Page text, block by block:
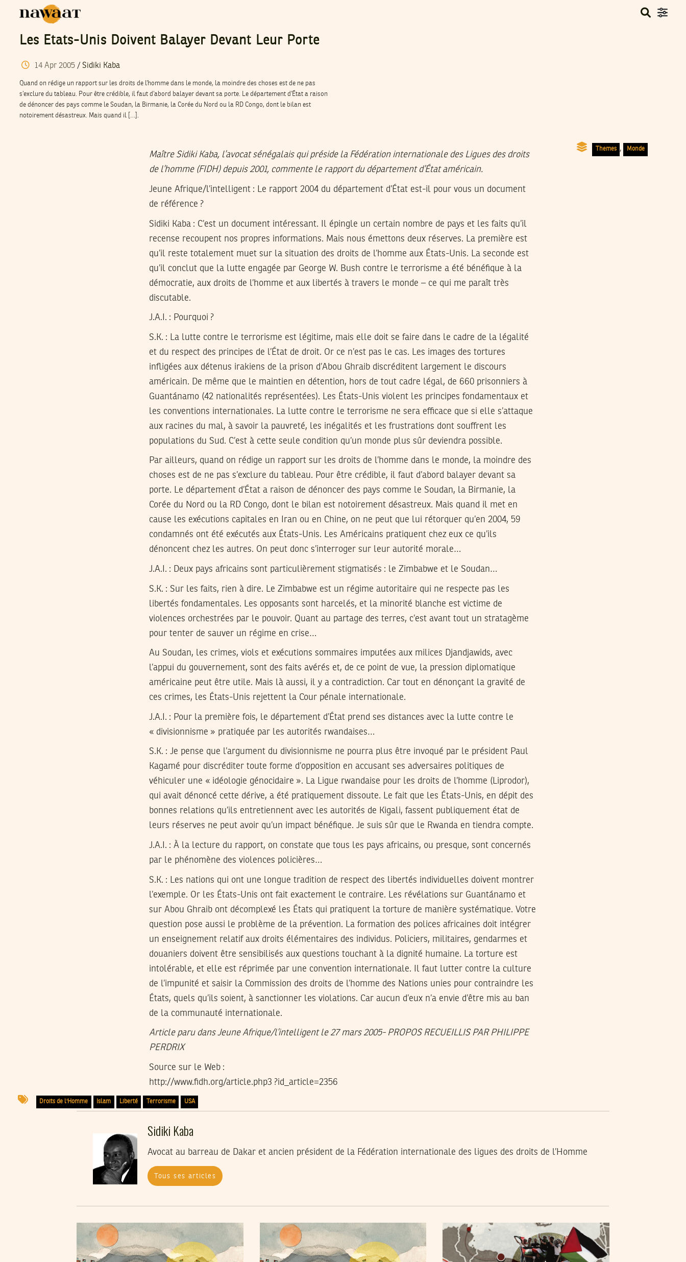
Les Etats-Unis Doivent Balayer Devant Leur Porte
14 Apr 2005/ Sidiki Kaba
Quand on rédige un rapport sur les droits de l’homme dans le monde, la moindre des choses est de ne pas
s’exclure du tableau. Pour être crédible, il faut d’abord balayer devant sa porte. Le département d’État a raison
de dénoncer des pays comme le Soudan, la Birmanie, la Corée du Nord ou la RD Congo, dont le bilan est
notoirement désastreux. Mais quand il […].
Themes , Monde
Maître Sidiki Kaba, l’avocat sénégalais qui préside la Fédération internationale des Ligues des droits
de l’homme (FIDH) depuis 2001, commente le rapport du département d’État américain.
Jeune Afrique/l’intelligent : Le rapport 2004 du département d’État est-il pour vous un document
de référence ?
Sidiki Kaba : C’est un document intéressant. Il épingle un certain nombre de pays et les faits qu’il
recense recoupent nos propres informations. Mais nous émettons deux réserves. La première est
qu’il reste totalement muet sur la situation des droits de l’homme aux États-Unis. La seconde est
qu’il conclut que la lutte engagée par George W. Bush contre le terrorisme a été bénéfique à la
démocratie, aux droits de l’homme et aux libertés à travers le monde – ce qui me paraît très
discutable.
J.A.I. : Pourquoi ?
S.K. : La lutte contre le terrorisme est légitime, mais elle doit se faire dans le cadre de la légalité
et du respect des principes de l’État de droit. Or ce n’est pas le cas. Les images des tortures
infligées aux détenus irakiens de la prison d’Abou Ghraib discréditent largement le discours
américain. De même que le maintien en détention, hors de tout cadre légal, de 660 prisonniers à
Guantánamo (42 nationalités représentées). Les États-Unis violent les principes fondamentaux et
les conventions internationales. La lutte contre le terrorisme ne sera efficace que si elle s’attaque
aux racines du mal, à savoir la pauvreté, les inégalités et les frustrations dont souffrent les
populations du Sud. C’est à cette seule condition qu’un monde plus sûr deviendra possible.
Par ailleurs, quand on rédige un rapport sur les droits de l’homme dans le monde, la moindre des
choses est de ne pas s’exclure du tableau. Pour être crédible, il faut d’abord balayer devant sa
porte. Le département d’État a raison de dénoncer des pays comme le Soudan, la Birmanie, la
Corée du Nord ou la RD Congo, dont le bilan est notoirement désastreux. Mais quand il met en
cause les exécutions capitales en Iran ou en Chine, on ne peut que lui rétorquer qu’en 2004, 59
condamnés ont été exécutés aux États-Unis. Les Américains pratiquent chez eux ce qu’ils
dénoncent chez les autres. On peut donc s’interroger sur leur autorité morale…
J.A.I. : Deux pays africains sont particulièrement stigmatisés : le Zimbabwe et le Soudan…
S.K. : Sur les faits, rien à dire. Le Zimbabwe est un régime autoritaire qui ne respecte pas les
libertés fondamentales. Les opposants sont harcelés, et la minorité blanche est victime de
violences orchestrées par le pouvoir. Quant au partage des terres, c’est avant tout un stratagème
pour tenter de sauver un régime en crise…
Au Soudan, les crimes, viols et exécutions sommaires imputées aux milices Djandjawids, avec
l’appui du gouvernement, sont des faits avérés et, de ce point de vue, la pression diplomatique
américaine peut être utile. Mais là aussi, il y a contradiction. Car tout en dénonçant la gravité de
ces crimes, les États-Unis rejettent la Cour pénale internationale.
J.A.I. : Pour la première fois, le département d’État prend ses distances avec la lutte contre le
« divisionnisme » pratiquée par les autorités rwandaises…
S.K. : Je pense que l’argument du divisionnisme ne pourra plus être invoqué par le président Paul
Kagamé pour discréditer toute forme d’opposition en accusant ses adversaires politiques de
véhiculer une « idéologie génocidaire ». La Ligue rwandaise pour les droits de l’homme (Liprodor),
qui avait dénoncé cette dérive, a été pratiquement dissoute. Le fait que les États-Unis, en dépit des
bonnes relations qu’ils entretiennent avec les autorités de Kigali, fassent publiquement état de
leurs réserves ne peut avoir qu’un impact bénéfique. Je suis sûr que le Rwanda en tiendra compte.
J.A.I. : À la lecture du rapport, on constate que tous les pays africains, ou presque, sont concernés
par le phénomène des violences policières…
S.K. : Les nations qui ont une longue tradition de respect des libertés individuelles doivent montrer
l’exemple. Or les États-Unis ont fait exactement le contraire. Les révélations sur Guantánamo et
sur Abou Ghraib ont décomplexé les États qui pratiquent la torture de manière systématique. Votre
question pose aussi le problème de la prévention. La formation des polices africaines doit intégrer
un enseignement relatif aux droits élémentaires des individus. Policiers, militaires, gendarmes et
douaniers doivent être sensibilisés aux questions touchant à la dignité humaine. La torture est
intolérable, et elle est réprimée par une convention internationale. Il faut lutter contre la culture
de l’impunité et saisir la Commission des droits de l’homme des Nations unies pour contraindre les
États, quels qu’ils soient, à sanctionner les violations. Car aucun d’eux n’a envie d’être mis au ban
de la communauté internationale.
Article paru dans Jeune Afrique/l’intelligent le 27 mars 2005- PROPOS RECUEILLIS PAR PHILIPPE
PERDRIX
Source sur le Web :
http://www.fidh.org/article.php3 ?id_article=2356
Droits de l'Homme Islam Liberté Terrorisme USA
Sidiki Kaba
Avocat au barreau de Dakar et ancien président de la Fédération internationale des ligues des droits de l’Homme
Tous ses articles